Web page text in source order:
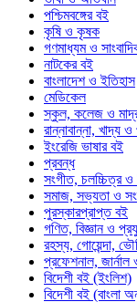
পশ্চিমবঙ্গের বই
কৃষি ও কৃষক
গণমাধ্যম ও
নাটকের বই
বাংলাদেশ ও ইতিহাস
মেডিকেল
স্কুল, কলেজ ও
রান্নাবান্না, খাদ্য ও
ইংরেজি ভাষার বই
প্রবন্ধ
সংগীত, চলচ্চিত্র ও
সমাজ, সভ্যতা ও
পুরস্কারপ্রাপ্ত বই
গণিত, বিজ্ঞান ও
রহস্য, গোয়েন্দা,
প্রফেশনাল, জার্নাল
বিদেশী বই (ইংলিশ)
বিদেশী বই (বাংলা